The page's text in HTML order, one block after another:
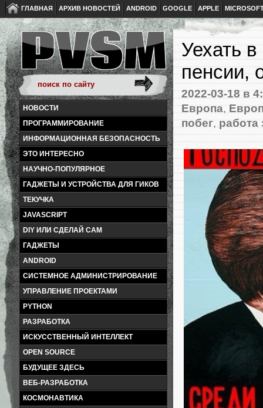
ГЛАВНАЯ АРХИВ НОВОСТЕЙ ANDROID GOOGLE APPLE
НОВОСТИ
ПРОГРАММИРОВАНИЕ
ИНФОРМАЦИОННАЯ БЕЗОПАСНОСТЬ
ЭТО ИНТЕРЕСНО
НАУЧНО-ПОПУЛЯРНОЕ
ГАДЖЕТЫ И УСТРОЙСТВА ДЛЯ ГИКОВ
ТЕКУЧКА
JAVASCRIPT
DIY ИЛИ СДЕЛАЙ САМ
ГАДЖЕТЫ
ANDROID
СИСТЕМНОЕ АДМИНИСТРИРОВАНИЕ
УПРАВЛЕНИЕ ПРОЕКТАМИ
PYTHON
РАЗРАБОТКА
ИСКУССТВЕННЫЙ ИНТЕЛЛЕКТ
OPEN SOURCE
БУДУЩЕЕ ЗДЕСЬ
ВЕБ-РАЗРАБОТКА
КОСМОНАВТИКА
Уехать
пенсии,
2022-03-18 в
Европа,
побег, работа